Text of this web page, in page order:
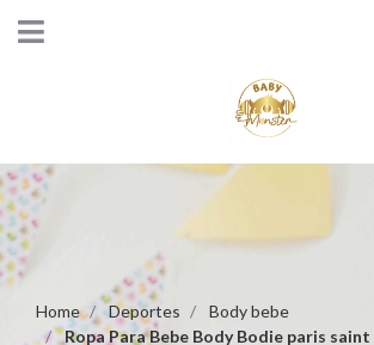
Home Deportes
Body bebe
Ropa Para Bebe Body Bodie paris